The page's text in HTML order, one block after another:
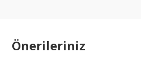
Önerileriniz